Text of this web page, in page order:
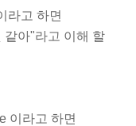
라고 하면
같아"라고 이해 할
이라고 하면